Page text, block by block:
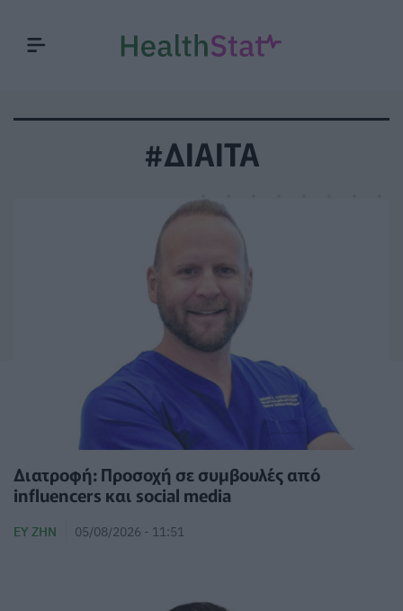
#ΔΙΑΙΤΑ
Διατροφή: Προσοχή σε συμβουλές από
influencers και social media
ΕΥ ΖΗΝ 05/08/2026 - 11:51